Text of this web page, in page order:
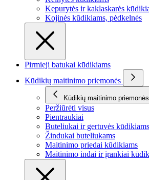
Kepurytės ir kaklaskarės
Kojinės kūdikiams, pėdkelnės
Pirmieji batukai kūdikiams
Kūdikių maitinimo priemonės
Kūdikių maitinimo priemonės
Peržiūrėti visus
Pientraukiai
Buteliukai ir gertuvės kūdikiams
Žindukai buteliukams
Maitinimo priedai kūdikiams
Maitinimo indai ir įrankiai